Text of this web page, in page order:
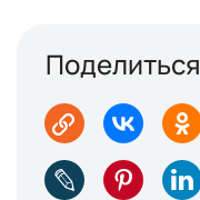
Поделиться